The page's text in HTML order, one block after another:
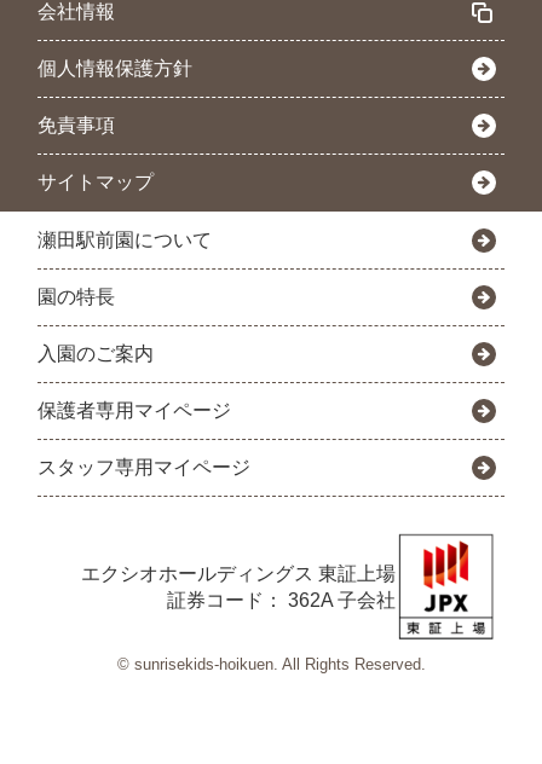
会社情報
個人情報保護方針
免責事項
サイトマップ
瀬田駅前園について
園の特長
入園のご案内
保護者専用マイページ
スタッフ専用マイページ
エクシオホールディングス 東証上場
証券コード： 362A 子会社
© sunrisekids-hoikuen. All Rights Reserved.